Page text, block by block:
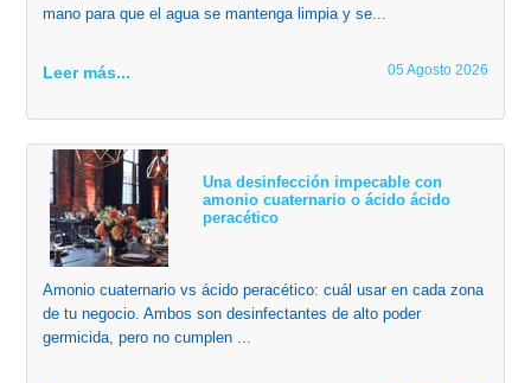
mano para que el agua se mantenga limpia y se...
Leer más... 05 Agosto 2026
Una desinfección impecable con
amonio cuaternario o ácido ácido
peracético
Amonio cuaternario vs ácido peracético: cuál usar en cada zona
de tu negocio. Ambos son desinfectantes de alto poder
germicida, pero no cumplen ...